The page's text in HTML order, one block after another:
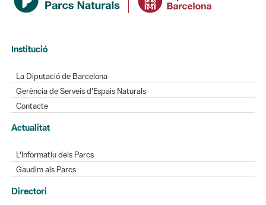
Institució
Gerència de Serveis d'Espais Naturals
Actualitat
L'Informatiu dels Parcs
Gaudim als Parcs
Directori de contacte
Xarxes socials